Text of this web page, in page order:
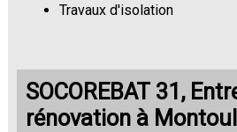
Travaux d'isolation
SOCOREBAT 31,
rénovation à